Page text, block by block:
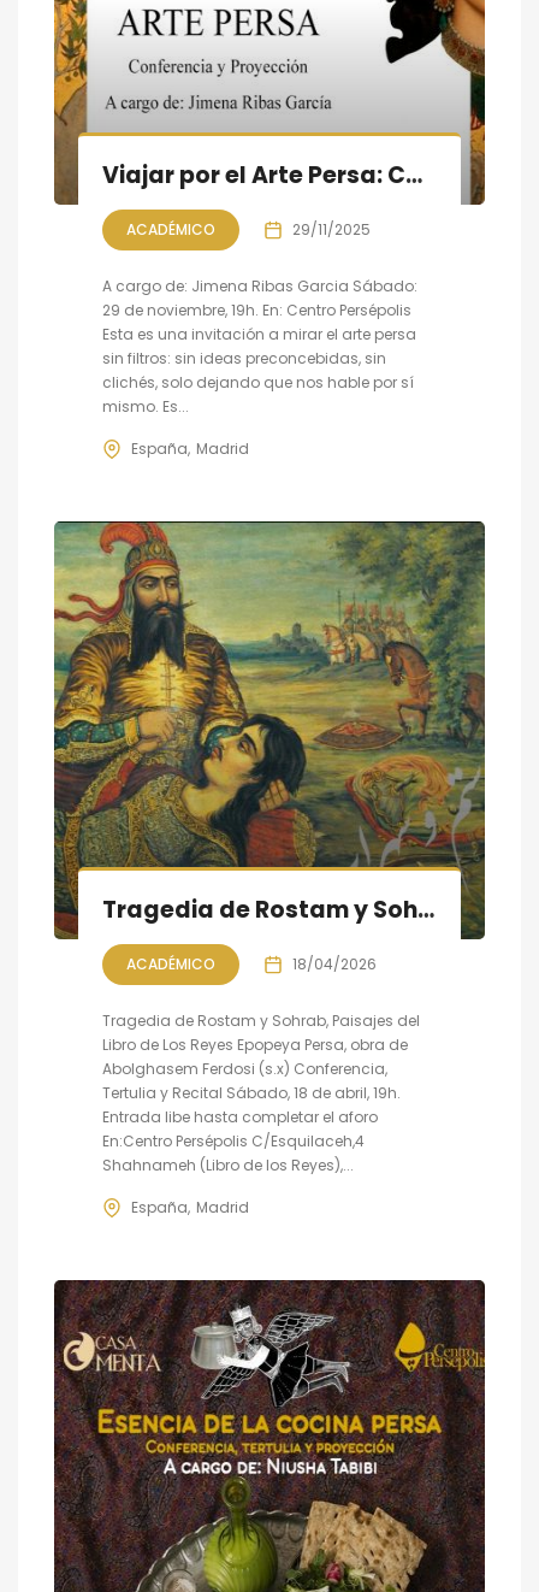
Viajar por el Arte Persa: Conferencia y Proyección
ACADÉMICO 29/11/2025
A cargo de: Jimena Ribas Garcia Sábado:
29 de noviembre, 19h. En: Centro Persépolis
Esta es una invitación a mirar el arte persa
sin filtros: sin ideas preconcebidas, sin
clichés, solo dejando que nos hable por sí
mismo. Es...
España Madrid
Tragedia de Rostam y Sohrab, Paisajes del Libro de Los Reyes: Conferencia, Tertulia y Recital
ACADÉMICO 18/04/2026
Tragedia de Rostam y Sohrab, Paisajes del
Libro de Los Reyes Epopeya Persa, obra de
Abolghasem Ferdosi (s.x) Conferencia,
Tertulia y Recital Sábado, 18 de abril, 19h.
Entrada libe hasta completar el aforo
En:Centro Persépolis C/Esquilaceh,4
Shahnameh (Libro de los Reyes),...
España Madrid